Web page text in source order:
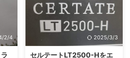
よ
事
で
発
５
驚きました。「この値段でこのク
オリティのリールが出てくるの
か！」と。 今回は実際に使って
みて上位機種との差と本当に使え
るのかを検証した記事になりま
す。 23レガリスとは？ 23レガリ
2/4 2025/3/3
セルテートLT2500-Hをエ